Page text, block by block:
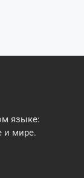
языке:
и мире.